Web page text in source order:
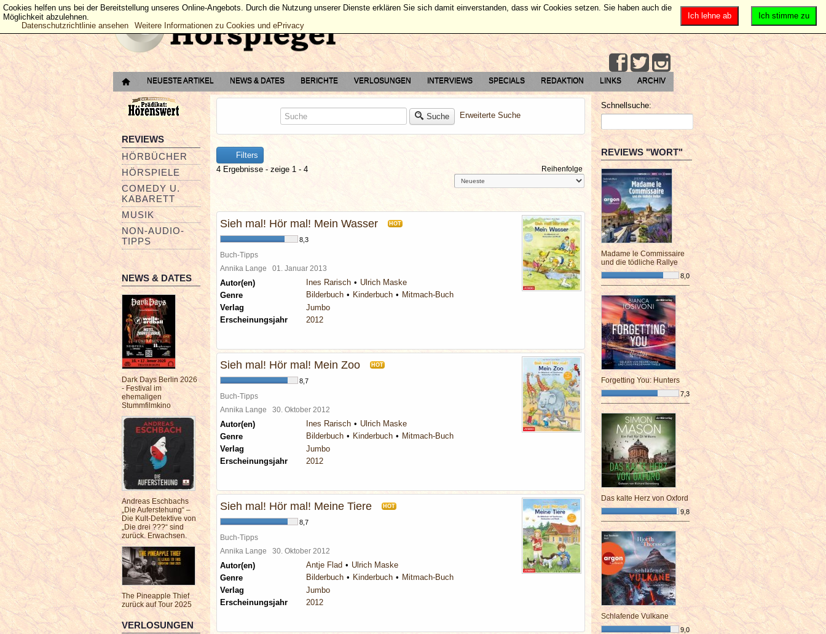
NEUESTE ARTIKEL NEWS & DATES BERICHTE VERLOSUNGEN INTERVIEWS SPECIALS REDAKTION LINKS ARCHIV
REVIEWS
HÖRBÜCHER
HÖRSPIELE
COMEDY U.
KABARETT
MUSIK
NON-AUDIO-
TIPPS
NEWS & DATES
Dark Days Berlin 2026
- Festival im
ehemaligen
Stummfilmkino
Andreas Eschbachs
„Die Auferstehung“ –
Die Kult-Detektive von
„Die drei ???“ sind
zurück. Erwachsen.
The Pineapple Thief
zurück auf Tour 2025
VERLOSUNGEN
Suche Erweiterte Suche
Filters
4 Ergebnisse - zeige 1 - 4
Reihenfolge
Sieh mal! Hör mal! Mein Wasser HOT
8,3
Buch-Tipps
Annika Lange 01. Januar 2013
Autor(en) Ines Rarisch
Ulrich Maske
Genre
Bilderbuch Kinderbuch
Mitmach-Buch
Verlag
Jumbo
Erscheinungsjahr
2012
Sieh mal! Hör mal! Mein Zoo HOT
8,7
Buch-Tipps
Annika Lange 30. Oktober 2012
Autor(en) Ines Rarisch
Ulrich Maske
Genre
Bilderbuch Kinderbuch
Mitmach-Buch
Verlag
Jumbo
Erscheinungsjahr
2012
Sieh mal! Hör mal! Meine Tiere HOT
8,7
Buch-Tipps
Annika Lange 30. Oktober 2012
Autor(en) Antje Flad
Ulrich Maske
Genre
Bilderbuch Kinderbuch
Mitmach-Buch
Verlag
Jumbo
Erscheinungsjahr
2012
Schnellsuche:
REVIEWS "WORT"
Madame le Commissaire
und die tödliche Rallye
8,0
¯¯¯¯¯¯¯¯¯¯¯¯¯¯¯¯¯¯¯¯¯¯¯¯
Forgetting You: Hunters
7,3
¯¯¯¯¯¯¯¯¯¯¯¯¯¯¯¯¯¯¯¯¯¯¯¯
Das kalte Herz von Oxford
9,8
¯¯¯¯¯¯¯¯¯¯¯¯¯¯¯¯¯¯¯¯¯¯¯¯
Schlafende Vulkane
9,0
Ich stimme zu
Ich lehne ab
Cookies helfen uns bei der Bereitstellung unseres Online-Angebots. Durch die Nutzung unserer Dienste erklären Sie sich damit einverstanden, dass wir Cookies setzen. Sie haben auch die
Möglichkeit abzulehnen.
Datenschutzrichtlinie ansehen
Weitere Informationen zu Cookies und ePrivacy